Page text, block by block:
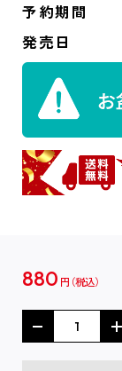
予約期間
発売日
880 円